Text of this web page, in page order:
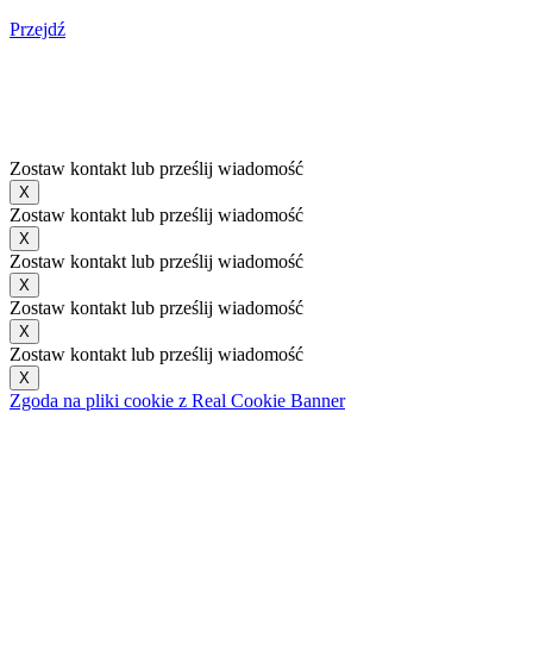
Przejdź
Zostaw kontakt lub prześlij wiadomość
X
Zostaw kontakt lub prześlij wiadomość
X
Zostaw kontakt lub prześlij wiadomość
X
Zostaw kontakt lub prześlij wiadomość
X
Zostaw kontakt lub prześlij wiadomość
X
Zgoda na pliki cookie z Real Cookie Banner